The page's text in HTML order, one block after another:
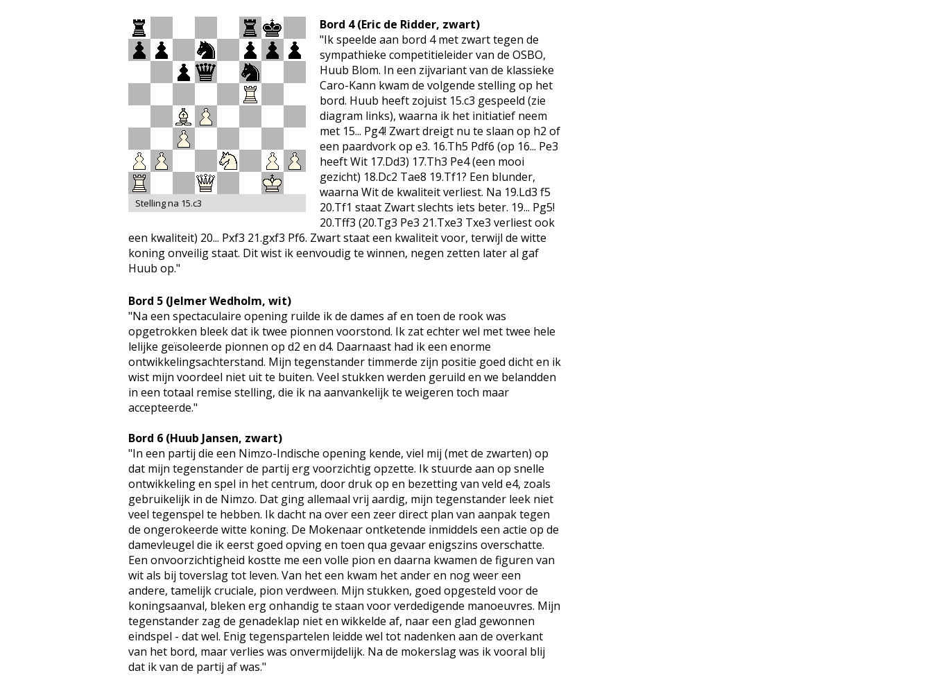
Stelling na 15.c3
Bord 4 (Eric de Ridder, zwart)
"Ik speelde aan bord 4 met zwart tegen de
sympathieke competitieleider van de OSBO,
Huub Blom. In een zijvariant van de klassieke
Caro-Kann kwam de volgende stelling op het
bord. Huub heeft zojuist 15.c3 gespeeld (zie
diagram links), waarna ik het initiatief neem
met 15... Pg4! Zwart dreigt nu te slaan op h2 of
een paardvork op e3. 16.Th5 Pdf6 (op 16... Pe3
heeft Wit 17.Dd3) 17.Th3 Pe4 (een mooi
gezicht) 18.Dc2 Tae8 19.Tf1? Een blunder,
waarna Wit de kwaliteit verliest. Na 19.Ld3 f5
20.Tf1 staat Zwart slechts iets beter. 19... Pg5!
20.Tff3 (20.Tg3 Pe3 21.Txe3 Txe3 verliest ook
een kwaliteit) 20... Pxf3 21.gxf3 Pf6. Zwart staat een kwaliteit voor, terwijl de witte
koning onveilig staat. Dit wist ik eenvoudig te winnen, negen zetten later al gaf
Huub op."
Bord 5 (Jelmer Wedholm, wit)
"Na een spectaculaire opening ruilde ik de dames af en toen de rook was
opgetrokken bleek dat ik twee pionnen voorstond. Ik zat echter wel met twee hele
lelijke geïsoleerde pionnen op d2 en d4. Daarnaast had ik een enorme
ontwikkelingsachterstand. Mijn tegenstander timmerde zijn positie goed dicht en ik
wist mijn voordeel niet uit te buiten. Veel stukken werden geruild en we belandden
in een totaal remise stelling, die ik na aanvankelijk te weigeren toch maar
accepteerde."
Bord 6 (Huub Jansen, zwart)
"In een partij die een Nimzo-Indische opening kende, viel mij (met de zwarten) op
dat mijn tegenstander de partij erg voorzichtig opzette. Ik stuurde aan op snelle
ontwikkeling en spel in het centrum, door druk op en bezetting van veld e4, zoals
gebruikelijk in de Nimzo. Dat ging allemaal vrij aardig, mijn tegenstander leek niet
veel tegenspel te hebben. Ik dacht na over een zeer direct plan van aanpak tegen
de ongerokeerde witte koning. De Mokenaar ontketende inmiddels een actie op de
damevleugel die ik eerst goed opving en toen qua gevaar enigszins overschatte.
Een onvoorzichtigheid kostte me een volle pion en daarna kwamen de figuren van
wit als bij toverslag tot leven. Van het een kwam het ander en nog weer een
andere, tamelijk cruciale, pion verdween. Mijn stukken, goed opgesteld voor de
koningsaanval, bleken erg onhandig te staan voor verdedigende manoeuvres. Mijn
tegenstander zag de genadeklap niet en wikkelde af, naar een glad gewonnen
eindspel - dat wel. Enig tegenspartelen leidde wel tot nadenken aan de overkant
van het bord, maar verlies was onvermijdelijk. Na de mokerslag was ik vooral blij
dat ik van de partij af was."